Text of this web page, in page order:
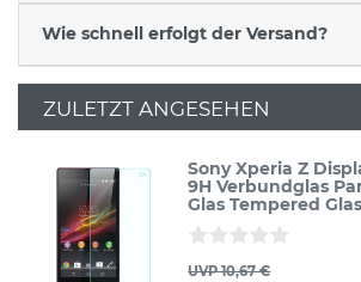
Wie schnell erfolgt der Versand?
ZULETZT ANGESEHEN
Sony Xperia Z
9H Verbundglas
Glas Tempered Glas
UVP 10,67 €